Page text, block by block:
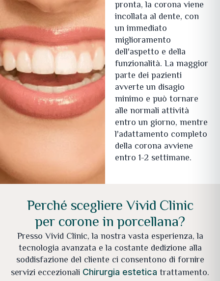
pronta, la corona viene
incollata al dente, con
un immediato
miglioramento
dell'aspetto e della
funzionalità. La maggior
parte dei pazienti
avverte un disagio
minimo e può tornare
alle normali attività
entro un giorno, mentre
l'adattamento completo
della corona avviene
entro 1-2 settimane.
Perché scegliere Vivid Clinic
per corone in porcellana?
Presso Vivid Clinic, la nostra vasta esperienza, la
tecnologia avanzata e la costante dedizione alla
soddisfazione del cliente ci consentono di fornire
servizi eccezionali Chirurgia estetica trattamento.